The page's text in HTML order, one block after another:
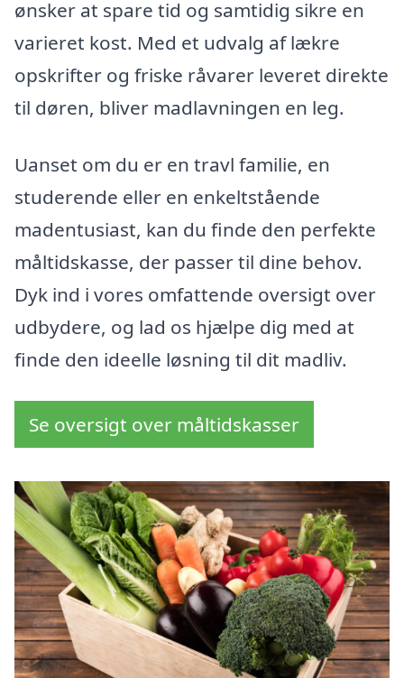
ønsker at spare tid og samtidig sikre en
varieret kost. Med et udvalg af lækre
opskrifter og friske råvarer leveret direkte
til døren, bliver madlavningen en leg.
Uanset om du er en travl familie, en
studerende eller en enkeltstående
madentusiast, kan du finde den perfekte
måltidskasse, der passer til dine behov.
Dyk ind i vores omfattende oversigt over
udbydere, og lad os hjælpe dig med at
finde den ideelle løsning til dit madliv.
Se oversigt over måltidskasser